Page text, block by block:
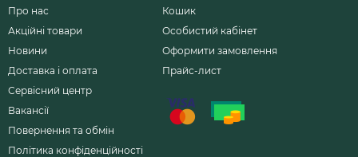
Про нас
Акційні товари
Новини
Доставка і оплата
Сервісний центр
Вакансії
Повернення та обмін
Політика конфіденційності
Кошик
Особистий кабінет
Оформити замовлення
Прайс-лист